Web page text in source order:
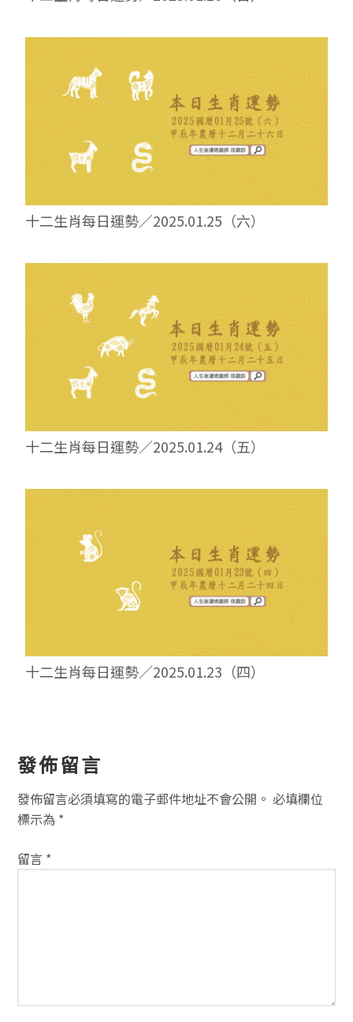
十二生肖每日運勢／2025.01.25（六）
十二生肖每日運勢／2025.01.24（五）
十二生肖每日運勢／2025.01.23（四）
讀
者
互
動
方
發佈留言
發佈留言必須填寫的電子郵件地址不會公開。 必填欄位
標示為 *
留言 *